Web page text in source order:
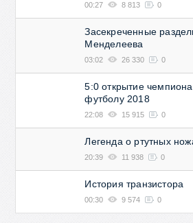
00:27 8 813 0
Засекреченные
Менделеева
03:02 26 330 0
5:0 открытие
футболу 2018
22:08 15 915 0
Легенда о ртутных
20:39 11 938 0
История транзистора
00:30 9 574 0